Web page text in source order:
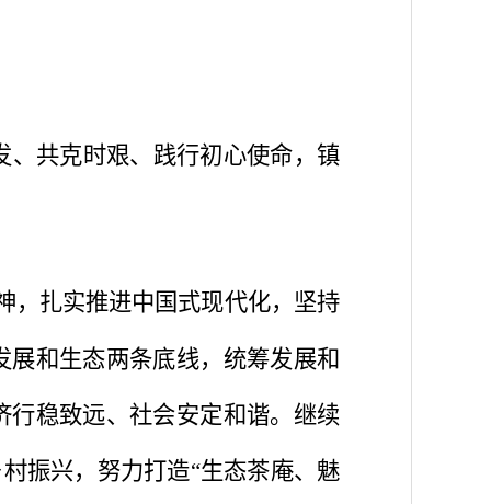
、共克时艰、践行初心使命，镇
，扎实推进中国式现代化，坚持
和生态两条底线，统筹发展和
稳致远、社会安定和谐。继续
振兴，努力打造“生态茶庵、魅